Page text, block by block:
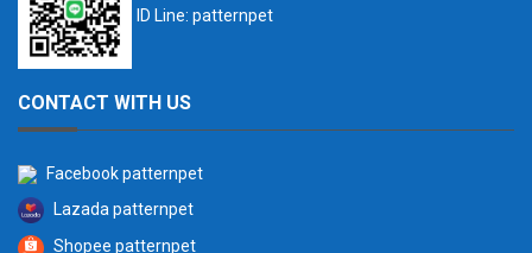
ID Line: patternpet
CONTACT WITH US
Facebook patternpet
Lazada patternpet
Shopee patternpet